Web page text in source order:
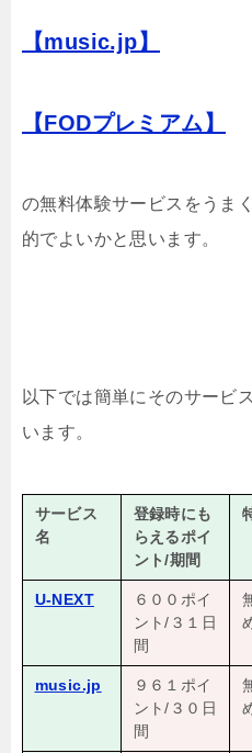
【music.jp】
【FODプレミアム】
の無料体験サービスをうま
的でよいかと思います。
以下では簡単にそのサービ
います。
サービス
名
登録時にも
らえるポイ
ント/期間
U-NEXT
６００ポイ
ント/３１日
間
music.jp
９６１ポイ
ント/３０日
間